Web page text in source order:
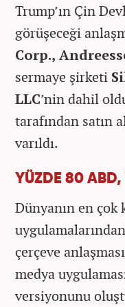
Trump’ın Çin
görüşeceği
Corp.,
sermaye şirketi
LLC’nin dahil
tarafından satın
varıldı.
YÜZDE 80 ABD,
Dünyanın en çok
çerçeve
medya
versiyonunu